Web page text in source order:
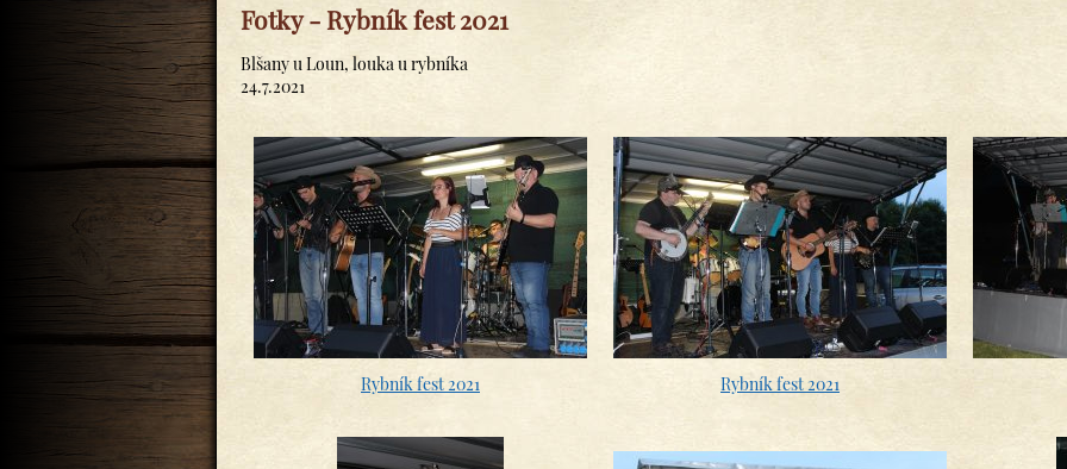
Fotky - Rybník fest 2021
Blšany u Loun, louka u rybníka
24.7.2021
Rybník fest 2021 Rybník fest 2021